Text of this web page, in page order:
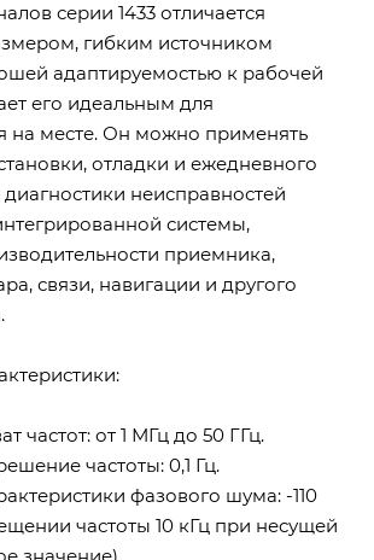
серии 1433 отличается
гибким источником
адаптируемостью к рабочей
его идеальным для
на месте. Он можно применять
отладки и ежедневного
неисправностей
системы,
приемника,
связи, навигации и другого
частот: от 1 МГц до 50 ГГц.
частоты: 0,1 Гц.
фазового шума: -110
частоты 10 кГц при несущей